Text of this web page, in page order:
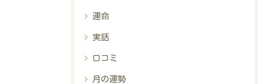
運命
実話
口コミ
月の運勢